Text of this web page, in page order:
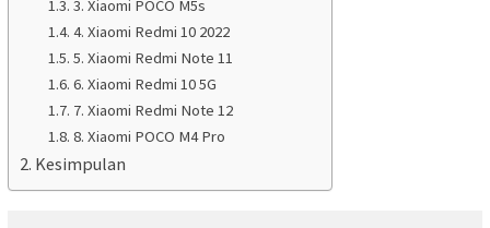
3. Xiaomi POCO M5s
4. Xiaomi Redmi 10 2022
5. Xiaomi Redmi Note 11
6. Xiaomi Redmi 10 5G
7. Xiaomi Redmi Note 12
8. Xiaomi POCO M4 Pro
Kesimpulan